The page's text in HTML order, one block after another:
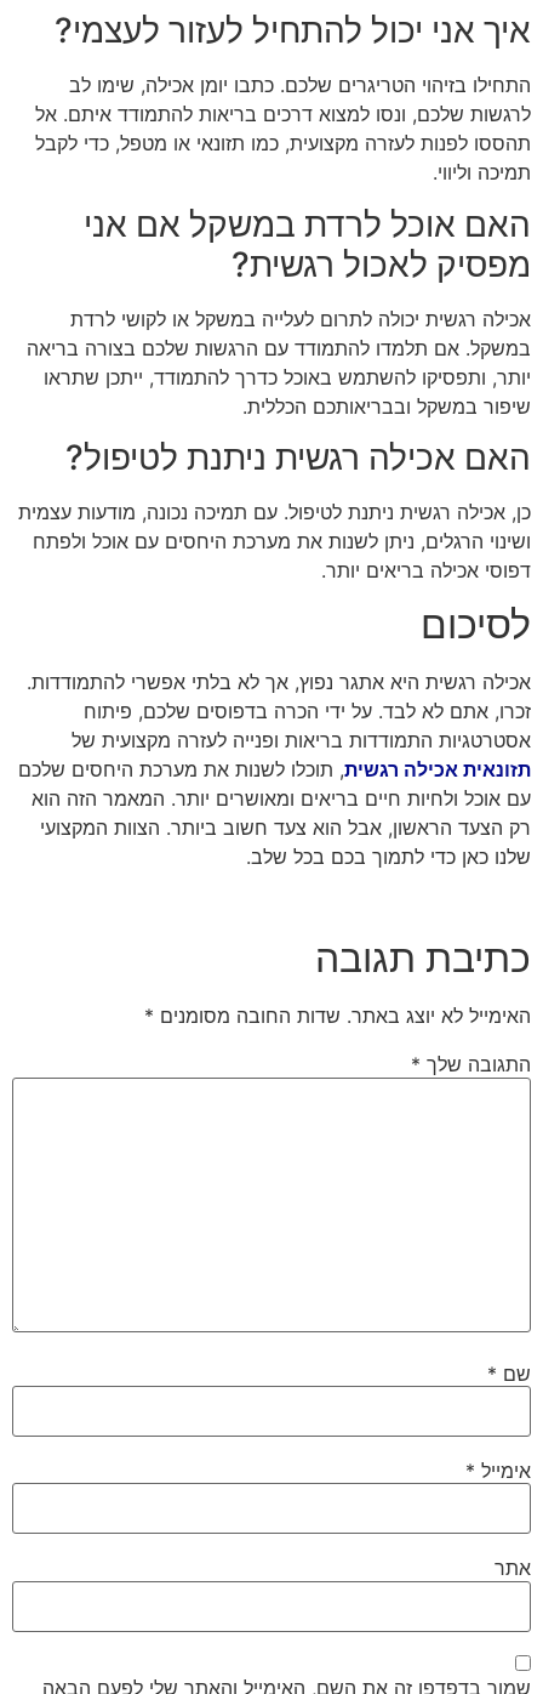
איך אני יכול להתחיל לעזור לעצמי?
התחילו בזיהוי הטריגרים שלכם. כתבו יומן אכילה, שימו לב
לרגשות שלכם, ונסו למצוא דרכים בריאות להתמודד איתם. אל
תהססו לפנות לעזרה מקצועית, כמו תזונאי או מטפל, כדי לקבל
תמיכה וליווי.
האם אוכל לרדת במשקל אם אני
מפסיק לאכול רגשית?
אכילה רגשית יכולה לתרום לעלייה במשקל או לקושי לרדת
במשקל. אם תלמדו להתמודד עם הרגשות שלכם בצורה בריאה
יותר, ותפסיקו להשתמש באוכל כדרך להתמודד, ייתכן שתראו
שיפור במשקל ובבריאותכם הכללית.
האם אכילה רגשית ניתנת לטיפול?
כן, אכילה רגשית ניתנת לטיפול. עם תמיכה נכונה, מודעות עצמית
ושינוי הרגלים, ניתן לשנות את מערכת היחסים עם אוכל ולפתח
דפוסי אכילה בריאים יותר.
לסיכום
אכילה רגשית היא אתגר נפוץ, אך לא בלתי אפשרי להתמודדות.
זכרו, אתם לא לבד. על ידי הכרה בדפוסים שלכם, פיתוח
אסטרטגיות התמודדות בריאות ופנייה לעזרה מקצועית של
תזונאית אכילה רגשית, תוכלו לשנות את מערכת היחסים שלכם
עם אוכל ולחיות חיים בריאים ומאושרים יותר. המאמר הזה הוא
רק הצעד הראשון, אבל הוא צעד חשוב ביותר. הצוות המקצועי
שלנו כאן כדי לתמוך בכם בכל שלב.
כתיבת תגובה
האימייל לא יוצג באתר. שדות החובה מסומנים *
התגובה שלך *
שם *
אימייל *
אתר
שמור בדפדפן זה את השם, האימייל והאתר שלי לפעם הבאה